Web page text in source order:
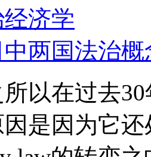
济学
两国法治概
以在过去
是因为它